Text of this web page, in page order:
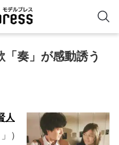
奏」が感動誘う
人
）